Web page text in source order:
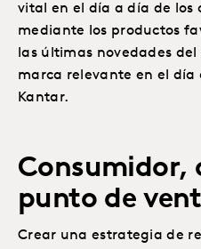
vital en el día a día de los
mediante los productos
las últimas novedades
marca relevante en el día
Kantar.
Consumidor,
punto de
Crear una estrategia de